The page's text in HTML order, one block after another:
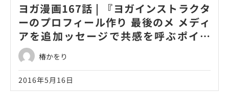
ヨガ漫画167話 | 『ヨガインストラクタ
ーのプロフィール作り 最後のメ メディ
アを追加ッセージで共感を呼ぶポイン
ト！』椿かをり
2016年5月16日